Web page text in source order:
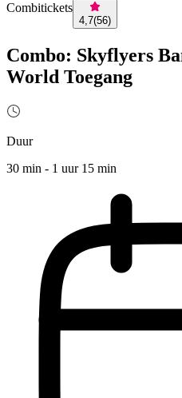
Combitickets
4,7(56)
Combo: Skyflyers
World Toegang
Duur
30 min - 1 uur 15 min